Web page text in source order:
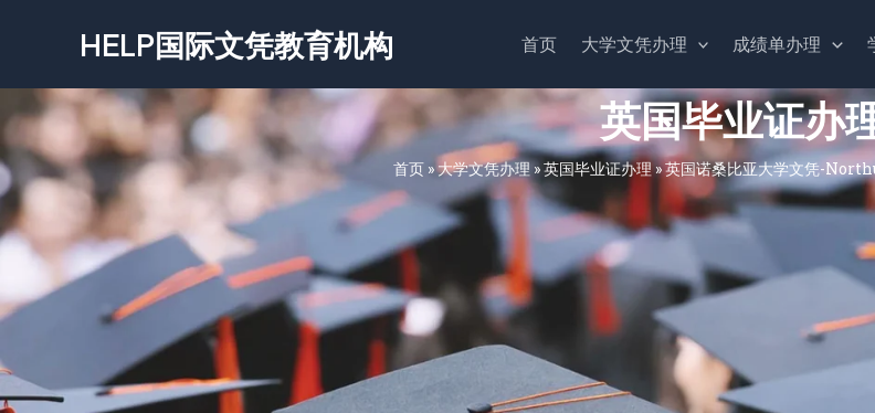
容
HELP国际文凭教育机构 首页 大学文凭办理 成绩单办理
英国毕业证办
首页»大学文凭办理 »英国毕业证办理»英国诺桑比亚大学文凭-